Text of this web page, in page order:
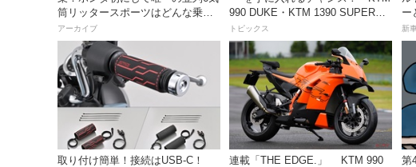
筒リッタースポーツはどんな乗り
味だったのか？
アーカイブ
990 DUKE・KTM 1390 SUPER
DUKE R EVO 購入サポートキャン
ペーン」
トピックス
ー
は
新車
取り付け簡単！接続はUSB-C！
連載「THE EDGE.」 KTM 990
第